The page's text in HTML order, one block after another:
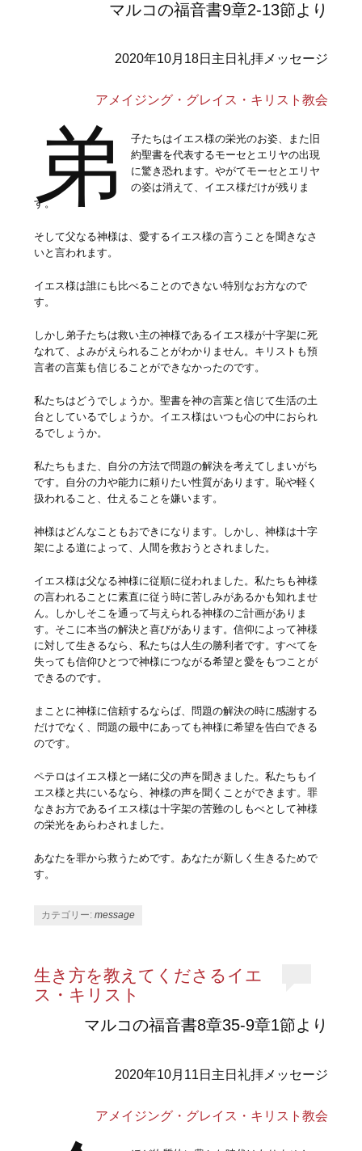
マルコの福音書9章2-13節より
2020年10月18日主日礼拝メッセージ
アメイジング・グレイス・キリスト教会
弟
子たちはイエス様の栄光のお姿、また旧
約聖書を代表するモーセとエリヤの出現
に驚き恐れます。やがてモーセとエリヤ
の姿は消えて、イエス様だけが残りま
す。
そして父なる神様は、愛するイエス様の言うことを聞きなさ
いと言われます。
イエス様は誰にも比べることのできない特別なお方なので
す。
しかし弟子たちは救い主の神様であるイエス様が十字架に死
なれて、よみがえられることがわかりません。キリストも預
言者の言葉も信じることができなかったのです。
私たちはどうでしょうか。聖書を神の言葉と信じて生活の土
台としているでしょうか。イエス様はいつも心の中におられ
るでしょうか。
私たちもまた、自分の方法で問題の解決を考えてしまいがち
です。自分の力や能力に頼りたい性質があります。恥や軽く
扱われること、仕えることを嫌います。
神様はどんなこともおできになります。しかし、神様は十字
架による道によって、人間を救おうとされました。
イエス様は父なる神様に従順に従われました。私たちも神様
の言われることに素直に従う時に苦しみがあるかも知れませ
ん。しかしそこを通って与えられる神様のご計画がありま
す。そこに本当の解決と喜びがあります。信仰によって神様
に対して生きるなら、私たちは人生の勝利者です。すべてを
失っても信仰ひとつで神様につながる希望と愛をもつことが
できるのです。
まことに神様に信頼するならば、問題の解決の時に感謝する
だけでなく、問題の最中にあっても神様に希望を告白できる
のです。
ペテロはイエス様と一緒に父の声を聞きました。私たちもイ
エス様と共にいるなら、神様の声を聞くことができます。罪
なきお方であるイエス様は十字架の苦難のしもべとして神様
の栄光をあらわされました。
あなたを罪から救うためです。あなたが新しく生きるためで
す。
カテゴリー:message
生き方を教えてくださるイエ
ス・キリスト
マルコの福音書8章35-9章1節より
2020年10月11日主日礼拝メッセージ
アメイジング・グレイス・キリスト教会